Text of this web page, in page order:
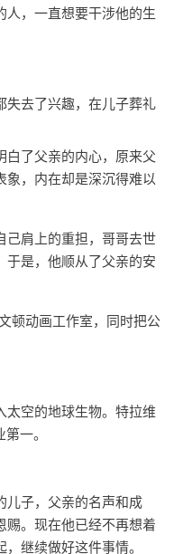
人，一直想要干涉他的生
失去了兴趣，在儿子葬礼
了父亲的内心， 原来父
象，内在却是深沉得难以
己肩上的重担，哥哥去世
于是，他顺从了父亲的安
顿动画工作室，同时把公
太空的地球生物。特拉维
一。
儿子，父亲的名声和成
。 现在他已经不再想着
继续做好这件事情。